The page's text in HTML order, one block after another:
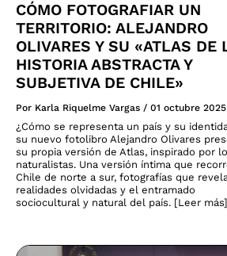
CÓMO FOTOGRAFIAR UN
TERRITORIO: ALEJANDRO
OLIVARES Y SU «ATLAS DE
HISTORIA ABSTRACTA Y
SUBJETIVA DE CHILE»
Por Karla Riquelme Vargas / 01 octubre 2025
¿Cómo se representa un país y su
su nuevo fotolibro Alejandro Olivares
su propia versión de Atlas, inspirado por
naturalistas. Una versión íntima que
Chile de norte a sur, fotografías que
realidades olvidadas y el entramado
sociocultural y natural del país. [Leer más]